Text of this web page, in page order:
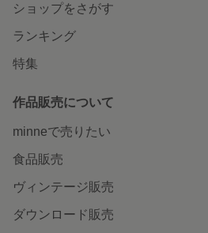
ショップをさがす
ランキング
特集
作品販売について
minneで売りたい
食品販売
ヴィンテージ販売
ダウンロード販売